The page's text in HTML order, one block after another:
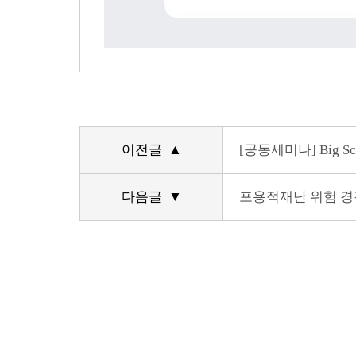
이전글 ▲ [공동세미나] Big
다음글 ▼ 포용적재난 위험